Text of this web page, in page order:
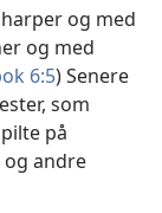
og med
og med
6:5) Senere
som
på
andre